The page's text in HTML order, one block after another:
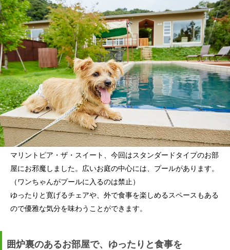
マリントピア・ザ・スイート、今回はスタンダードタイプのお部
屋にお邪魔しました。広いお庭の中心には、プールがあります。
（ワンちゃんがプールに入るのは禁止）
ゆったりと寛げるチェアや、外で食事を楽しめるスペースもある
ので優雅な気分を味わうことができます。
囲炉裏のあるお部屋で、ゆったりと食事を